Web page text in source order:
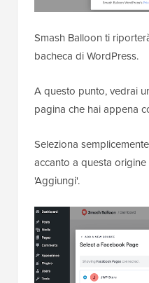
Smash Balloon ti
bacheca di WordPress.
A questo punto, vedrai
pagina che hai appena
Seleziona
accanto a questa
'Aggiungi'.